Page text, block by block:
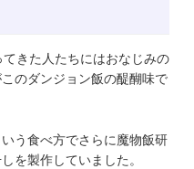
きた人たちにはおなじみの
のダンジョン飯の醍醐味で
う食べ方でさらに魔物飯研
を製作していました。